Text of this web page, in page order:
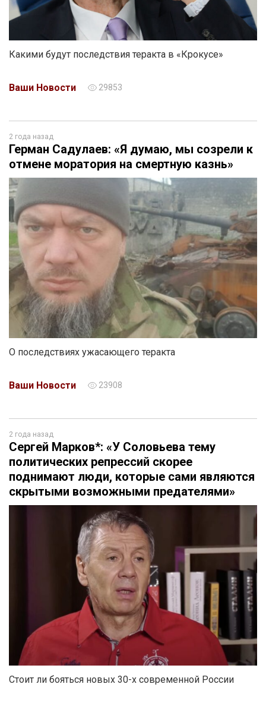
Какими будут последствия теракта в «Крокусе»
Ваши Новости 29853
2 года назад
Герман Садулаев: «Я думаю, мы созрели к
отмене моратория на смертную казнь»
О последствиях ужасающего теракта
Ваши Новости 23908
2 года назад
Сергей Марков*: «У Соловьева тему
политических репрессий скорее
поднимают люди, которые сами являются
скрытыми возможными предателями»
Стоит ли бояться новых 30-х современной России